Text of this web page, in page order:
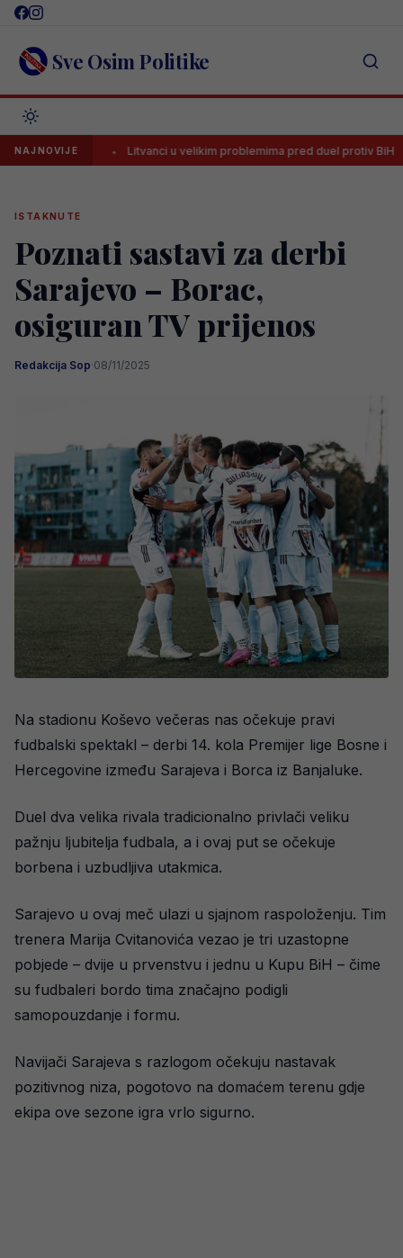
Skip
content Sve Osim Politike
NAJNOVIJELitvanci u velikim problemima pred duel protiv BiH
ISTAKNUTE
Poznati sastavi za derbi
Sarajevo – Borac,
osiguran TV prijenos
Redakcija Sop·08/11/2025
Na stadionu Koševo večeras nas očekuje pravi
fudbalski spektakl – derbi 14. kola Premijer lige Bosne i
Hercegovine između Sarajeva i Borca iz Banjaluke.
Duel dva velika rivala tradicionalno privlači veliku
pažnju ljubitelja fudbala, a i ovaj put se očekuje
borbena i uzbudljiva utakmica.
Sarajevo u ovaj meč ulazi u sjajnom raspoloženju. Tim
trenera Marija Cvitanovića vezao je tri uzastopne
pobjede – dvije u prvenstvu i jednu u Kupu BiH – čime
su fudbaleri bordo tima značajno podigli
samopouzdanje i formu.
Navijači Sarajeva s razlogom očekuju nastavak
pozitivnog niza, pogotovo na domaćem terenu gdje
ekipa ove sezone igra vrlo sigurno.